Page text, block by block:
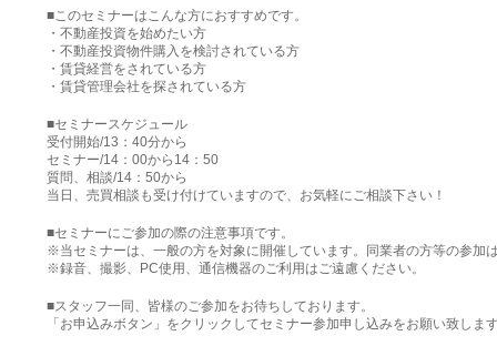
■このセミナーはこんな方におすすめです。
・不動産投資を始めたい方
・不動産投資物件購入を検討されている方
・賃貸経営をされている方
・賃貸管理会社を探されている方
■セミナースケジュール
受付開始/13：40分から
セミナー/14：00から14：50
質問、相談/14：50から
当日、売買相談も受け付けていますので、お気軽にご相談下さい！
■セミナーにご参加の際の注意事項です。
※当セミナーは、一般の方を対象に開催しています。同業者の方等の参加
※録音、撮影、PC使用、通信機器のご利用はご遠慮ください。
■スタッフ一同、皆様のご参加をお待ちしております。
「お申込みボタン」をクリックしてセミナー参加申し込みをお願い致しま